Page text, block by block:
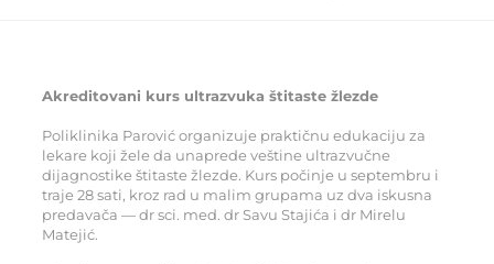
Akreditovani kurs ultrazvuka štitaste žlezde
Poliklinika Parović organizuje praktičnu edukaciju za
lekare koji žele da unaprede veštine ultrazvučne
dijagnostike štitaste žlezde. Kurs počinje u septembru i
traje 28 sati, kroz rad u malim grupama uz dva iskusna
predavača — dr sci. med. dr Savu Stajića i dr Mirelu
Matejić.